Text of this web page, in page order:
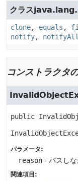
クラスjava.lang.
clone, equals ,
notify, notifyAll
コンストラクタ
public
パラメータ:
reason - パスしな
関連項目: